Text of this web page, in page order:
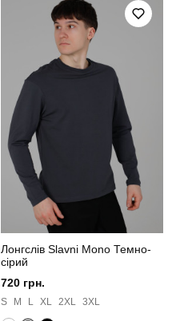
для повсякденного носіння
повсякденний
блакитний
95% бавовна, 5% еластан
Лонгслів Slavni Mono Темно-
сірий
720 грн.
S M L XL 2XL 3XL